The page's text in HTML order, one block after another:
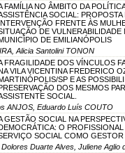
FAMÍLIA NO ÂMBITO DA
SOCIAL: PROPOSTA
FRENTE ÀS
DE VULNERABILIDADE
DE EMILIANÓPOLIS
Alicia Santolini TONON
FRAGILIDADE DOS VÍNCULOS
VILA VICENTINA FREDERICO
SP E AS
DOS MESMOS
SOCIAL.
ANJOS, Eduardo Luís COUTO
GESTÃO SOCIAL NA
O PROFISSIONAL
SOCIAL COMO GESTOR
Duarte Alves, Juliene Aglio